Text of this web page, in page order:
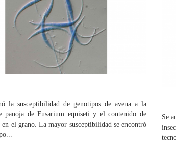
la susceptibilidad de genotipos de avena a la
panoja de Fusarium equiseti y el contenido de
el grano. La mayor susceptibilidad se encontró
Se